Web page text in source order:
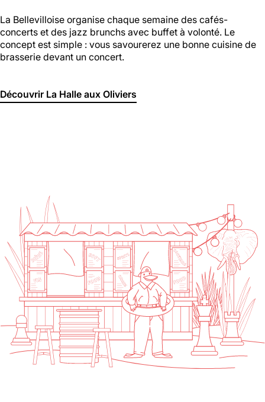
La Bellevilloise organise chaque semaine des cafés-
concerts et des jazz brunchs avec buffet à volonté. Le
concept est simple : vous savourerez une bonne cuisine de
brasserie devant un concert.
Découvrir La Halle aux Oliviers